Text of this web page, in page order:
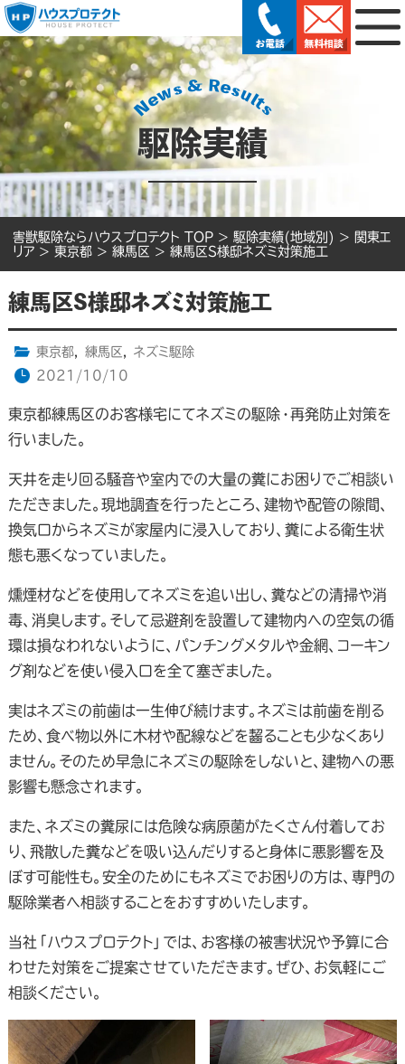
駆除実績
害獣駆除ならハウスプロテクト TOP > 駆除実績(地域別) > 関東エ
リア > 東京都 > 練馬区 > 練馬区S様邸ネズミ対策施工
練馬区S様邸ネズミ対策施工
東京都, 練馬区 ,
ネズミ駆除
2021/10/10
東京都練馬区のお客様宅にてネズミの駆除・再発防止対策を
行いました。
天井を走り回る騒音や室内での大量の糞にお困りでご相談い
ただきました。現地調査を行ったところ、建物や配管の隙間、
換気口からネズミが家屋内に浸入しており、糞による衛生状
態も悪くなっていました。
燻煙材などを使用してネズミを追い出し、糞などの清掃や消
毒、消臭します。そして忌避剤を設置して建物内への空気の循
環は損なわれないように、パンチングメタルや金網、コーキン
グ剤などを使い侵入口を全て塞ぎました。
実はネズミの前歯は一生伸び続けます。ネズミは前歯を削る
ため、食べ物以外に木材や配線などを齧ることも少なくあり
ません。そのため早急にネズミの駆除をしないと、建物への悪
影響も懸念されます。
また、ネズミの糞尿には危険な病原菌がたくさん付着してお
り、飛散した糞などを吸い込んだりすると身体に悪影響を及
ぼす可能性も。安全のためにもネズミでお困りの方は、専門の
駆除業者へ相談することをおすすめいたします。
当社「ハウスプロテクト」では、お客様の被害状況や予算に合
わせた対策をご提案させていただきます。ぜひ、お気軽にご
相談ください。